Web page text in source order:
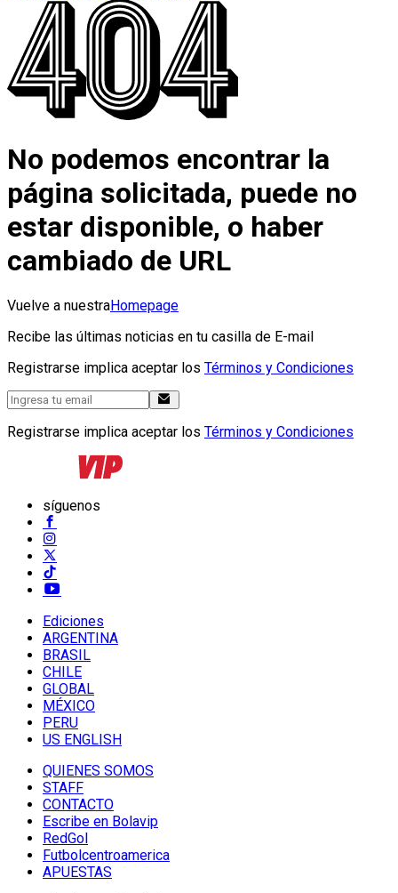
No podemos encontrar la
página solicitada, puede no
estar disponible, o haber
cambiado de URL
Vuelve a nuestraHomepage
Recibe las últimas noticias en tu casilla de E-mail
Registrarse implica aceptar los Términos y Condiciones
Registrarse implica aceptar los Términos y Condiciones
síguenos
Ediciones
ARGENTINA
BRASIL
CHILE
GLOBAL
MÉXICO
PERU
US ENGLISH
QUIENES SOMOS
STAFF
CONTACTO
Escribe en Bolavip
RedGol
Futbolcentroamerica
APUESTAS